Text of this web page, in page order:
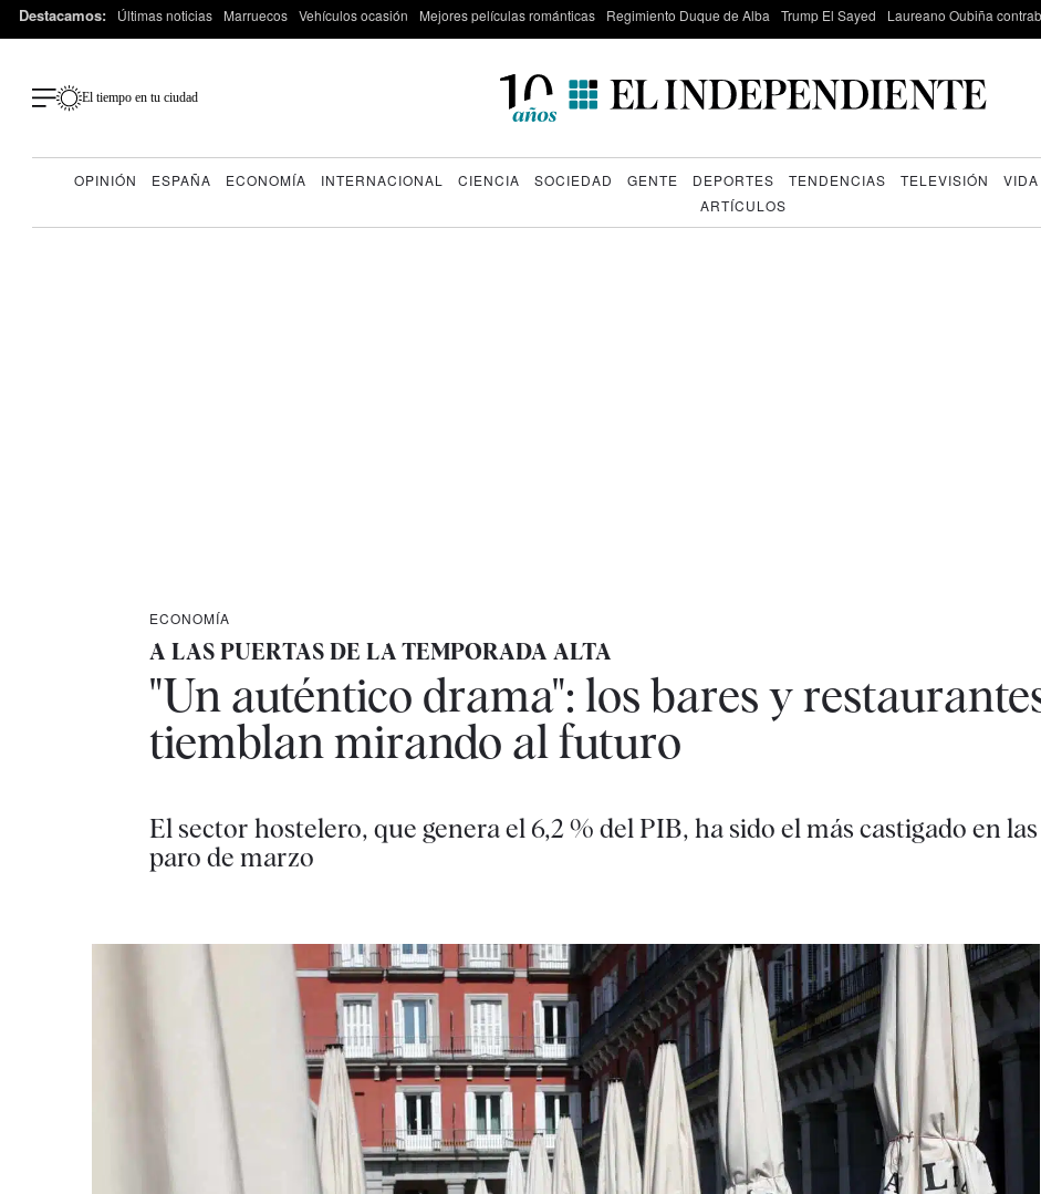
Destacamos: Últimas noticias Marruecos Vehículos ocasión Mejores películas románticas Regimiento Duque de Alba Trump El Sayed Laureano Oubiña
El tiempo en tu ciudad
OPINIÓN ESPAÑA ECONOMÍA INTERNACIONAL CIENCIA SOCIEDAD GENTE DEPORTES TENDENCIAS TELEVISIÓN
ARTÍCULOS
ECONOMÍA
A LAS PUERTAS DE LA TEMPORADA ALTA
"Un auténtico drama": los bares y
tiemblan mirando al futuro
El sector hostelero, que genera el 6,2 % del PIB, ha sido el más castigado en
paro de marzo